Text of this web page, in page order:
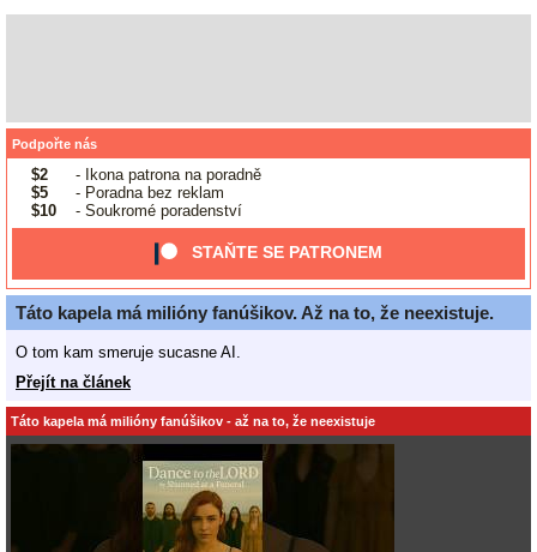
Podpořte nás
$2
- Ikona patrona na poradně
$5
- Poradna bez reklam
$10
- Soukromé poradenství
STAŇTE SE PATRONEM
Táto kapela má milióny fanúšikov. Až na to, že neexistuje.
O tom kam smeruje sucasne AI.
Přejít na článek
Táto kapela má milióny fanúšikov - až na to, že neexistuje